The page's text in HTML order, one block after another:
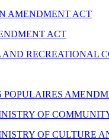
AMENDMENT ACT
ACT
RECREATIONAL
POPULAIRES
OF
OF CULTURE